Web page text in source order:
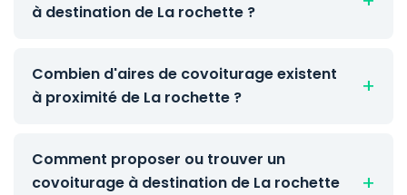
à destination de La rochette ?
Combien d'aires de covoiturage existent
à proximité de La rochette ?
Comment proposer ou trouver un
covoiturage à destination de La rochette